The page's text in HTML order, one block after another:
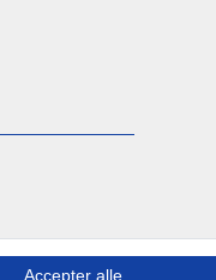
Accepter alle